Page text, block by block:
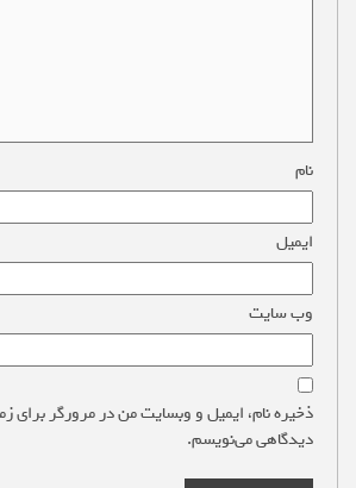
نام
ایمیل
وب‌ سایت
ذخیره نام، ایمیل و وبسایت من در مرورگر برای
دیدگاهی می‌نویسم.